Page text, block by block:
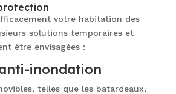
votre habitation des
solutions temporaires et
être envisagées :
inondation
telles que les batardeaux,